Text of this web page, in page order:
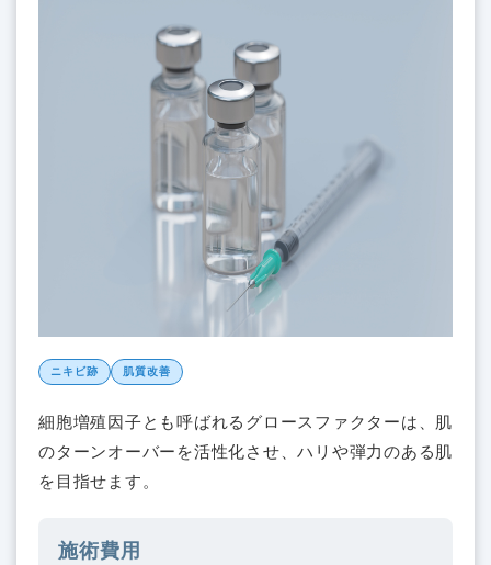
ニキビ跡 肌質改善
細胞増殖因子とも呼ばれるグロースファクターは、肌
のターンオーバーを活性化させ、ハリや弾力のある肌
を目指せます。
施術費用